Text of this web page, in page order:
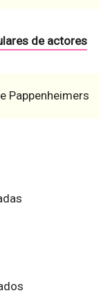
de actores
Pappenheimers